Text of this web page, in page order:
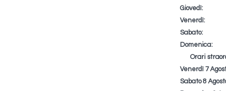
Giovedì:
Venerdì:
Sabato:
Domenica:
Orari
Venerdì 7
Sabato 8